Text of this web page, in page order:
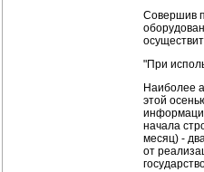
Совершив
"При
Наиболее
этой
начала
месяц) -
от